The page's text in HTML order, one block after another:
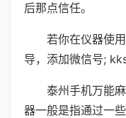
后那点信任。
若你在仪器使
导，添加微信号;
泰州手机万能
器一般是指通过一